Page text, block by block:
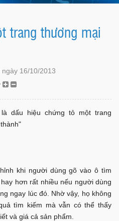
trang thương mại
16/10/2013
dấu hiệu chứng tỏ một trang
khi người dùng gõ vào ô tìm
hơn rất nhiều nếu người dùng
ngay lúc đó. Nhờ vậy, họ không
tìm kiếm mà vẫn có thể thấy
và giá cả sản phẩm.